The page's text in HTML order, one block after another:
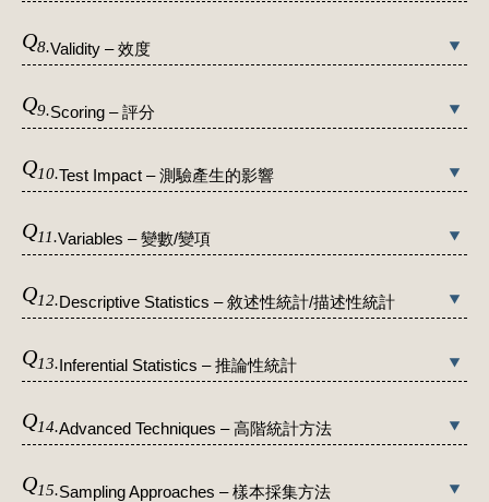
Q8.Validity – 效度
Q9.Scoring – 評分
Q10.Test Impact – 測驗產生的影響
Q11.Variables – 變數/變項
Q12.Descriptive Statistics – 敘述性統計/描述性統計
Q13.Inferential Statistics – 推論性統計
Q14.Advanced Techniques – 高階統計方法
Q15.Sampling Approaches – 樣本採集方法